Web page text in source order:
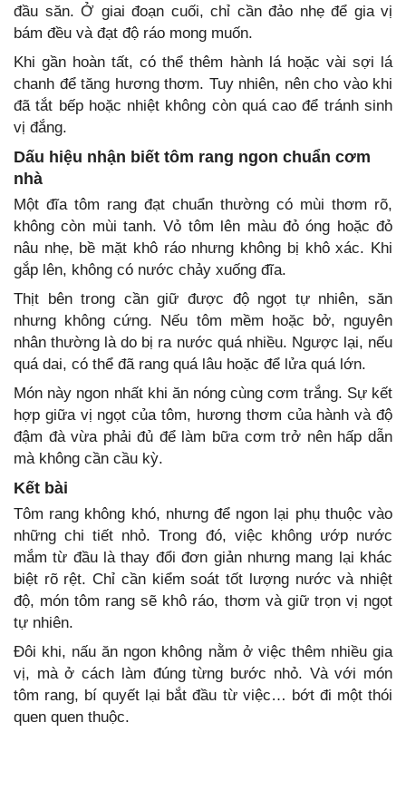
đầu săn. Ở giai đoạn cuối, chỉ cần đảo nhẹ để gia vị
bám đều và đạt độ ráo mong muốn.
Khi gần hoàn tất, có thể thêm hành lá hoặc vài sợi lá
chanh để tăng hương thơm. Tuy nhiên, nên cho vào khi
đã tắt bếp hoặc nhiệt không còn quá cao để tránh sinh
vị đắng.
Dấu hiệu nhận biết tôm rang ngon chuẩn cơm
nhà
Một đĩa tôm rang đạt chuẩn thường có mùi thơm rõ,
không còn mùi tanh. Vỏ tôm lên màu đỏ óng hoặc đỏ
nâu nhẹ, bề mặt khô ráo nhưng không bị khô xác. Khi
gắp lên, không có nước chảy xuống đĩa.
Thịt bên trong cần giữ được độ ngọt tự nhiên, săn
nhưng không cứng. Nếu tôm mềm hoặc bở, nguyên
nhân thường là do bị ra nước quá nhiều. Ngược lại, nếu
quá dai, có thể đã rang quá lâu hoặc để lửa quá lớn.
Món này ngon nhất khi ăn nóng cùng cơm trắng. Sự kết
hợp giữa vị ngọt của tôm, hương thơm của hành và độ
đậm đà vừa phải đủ để làm bữa cơm trở nên hấp dẫn
mà không cần cầu kỳ.
Kết bài
Tôm rang không khó, nhưng để ngon lại phụ thuộc vào
những chi tiết nhỏ. Trong đó, việc không ướp nước
mắm từ đầu là thay đổi đơn giản nhưng mang lại khác
biệt rõ rệt. Chỉ cần kiểm soát tốt lượng nước và nhiệt
độ, món tôm rang sẽ khô ráo, thơm và giữ trọn vị ngọt
tự nhiên.
Đôi khi, nấu ăn ngon không nằm ở việc thêm nhiều gia
vị, mà ở cách làm đúng từng bước nhỏ. Và với món
tôm rang, bí quyết lại bắt đầu từ việc… bớt đi một thói
quen quen thuộc.